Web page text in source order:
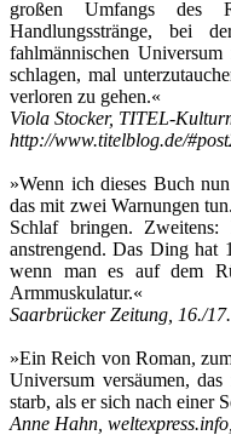
großen Umfangs des
Handlungsstränge, bei
fahlmännischen
schlagen, mal
verloren zu gehen.«
Viola Stocker, TITEL-
http://www.titelblog.de/
»Wenn ich dieses Buch
das mit zwei Warnungen
Schlaf bringen.
anstrengend. Das Ding hat
wenn man es auf dem
Armmuskulatur.«
Saarbrücker Zeitung, 16./
»Ein Reich von Roman,
Universum versäumen,
starb, als er sich nach einer
Anne Hahn,